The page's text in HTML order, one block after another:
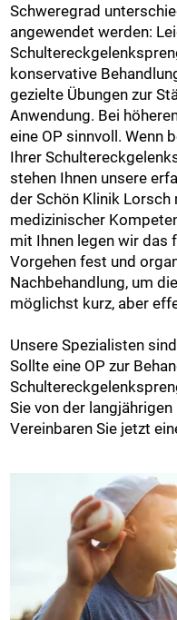
Schweregrad
angewendet werden:
konservative
gezielte Übungen zur
Anwendung. Bei
eine OP sinnvoll. Wenn
Ihrer
stehen Ihnen unsere
der Schön Klinik
medizinischer
mit Ihnen legen wir das
Vorgehen fest und
Nachbehandlung, um
möglichst kurz, aber
Unsere Spezialisten
Sollte eine OP zur
Sie von der
Vereinbaren Sie jetzt